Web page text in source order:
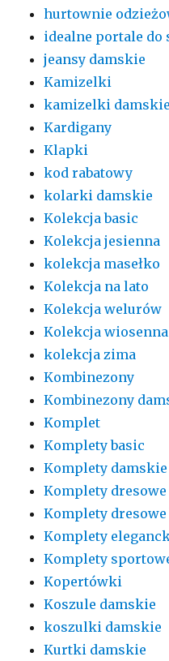
hurtownie
idealne portale do
jeansy damskie
Kamizelki
kamizelki damskie
Kardigany
Klapki
kod rabatowy
kolarki damskie
Kolekcja basic
Kolekcja jesienna
kolekcja masełko
Kolekcja na lato
Kolekcja welurów
Kolekcja wiosenna
kolekcja zima
Kombinezony
Kombinezony
Komplet
Komplety basic
Komplety damskie
Komplety dresowe
Komplety dresowe
Komplety
Komplety
Kopertówki
Koszule damskie
koszulki damskie
Kurtki damskie